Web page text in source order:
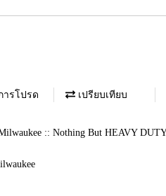
ารโปรด เปรียบเทียบ
:: Nothing But HEAVY